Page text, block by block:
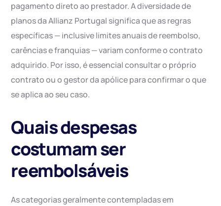
pagamento direto ao prestador. A diversidade de
planos da Allianz Portugal significa que as regras
específicas — inclusive limites anuais de reembolso,
carências e franquias — variam conforme o contrato
adquirido. Por isso, é essencial consultar o próprio
contrato ou o gestor da apólice para confirmar o que
se aplica ao seu caso.
Quais despesas
costumam ser
reembolsáveis
As categorias geralmente contempladas em